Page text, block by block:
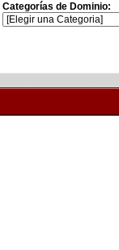
Categorías de Dominio: